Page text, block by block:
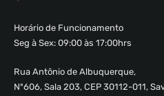
Horário de Funcionamento
Seg à Sex: 09:00 às 17:00hrs
Rua Antônio de Albuquerque,
Nº606, Sala 203, CEP 30112-011,